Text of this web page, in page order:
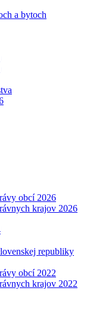
a bytoch
obcí 2026
krajov 2026
republiky
obcí 2022
krajov 2022